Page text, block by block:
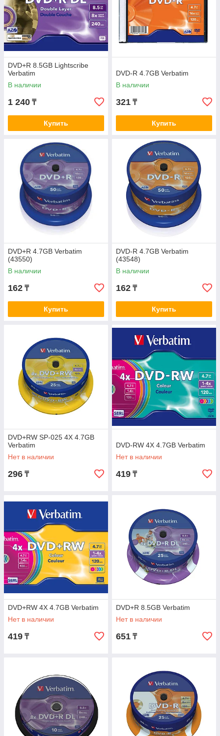
DVD+R 8.5GB Lightscribe
Verbatim
В наличии
1 240 ₸
Купить
DVD-R 4.7GB Verbatim
В наличии
321 ₸
Купить
DVD+R 4.7GB Verbatim
(43550)
В наличии
162 ₸
Купить
DVD-R 4.7GB Verbatim
(43548)
В наличии
162 ₸
Купить
DVD+RW SP-025 4X 4.7GB
Verbatim
Нет в наличии
296 ₸
DVD-RW 4X 4.7GB Verbatim
Нет в наличии
419 ₸
DVD+RW 4X 4.7GB Verbatim
Нет в наличии
419 ₸
DVD+R 8.5GB Verbatim
Нет в наличии
651 ₸